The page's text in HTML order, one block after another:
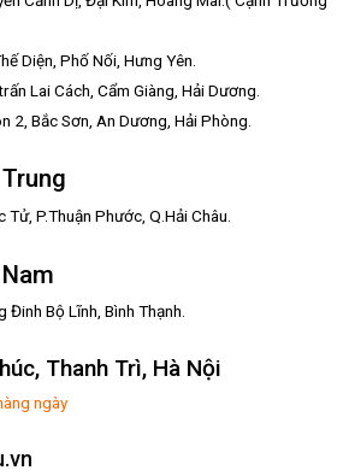
Diện, Phố Nối, Hưng Yên.
Lai Cách, Cẩm Giàng, Hải Dương.
2, Bắc Sơn, An Dương, Hải Phòng.
P.Thuận Phước, Q.Hải Châu.
Bộ Lĩnh, Bình Thạnh.
Thanh Trì, Hà Nội
ngày